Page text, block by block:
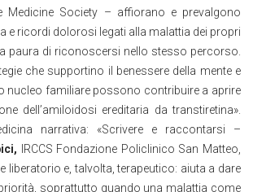
Medicine Society – affiorano e prevalgono
e ricordi dolorosi legati alla malattia dei propri
paura di riconoscersi nello stesso percorso.
che supportino il benessere della mente e
nucleo familiare possono contribuire a aprire
dell’amiloidosi ereditaria da transtiretina».
narrativa: «Scrivere e raccontarsi –
IRCCS Fondazione Policlinico San Matteo,
liberatorio e, talvolta, terapeutico: aiuta a dare
soprattutto quando una malattia come